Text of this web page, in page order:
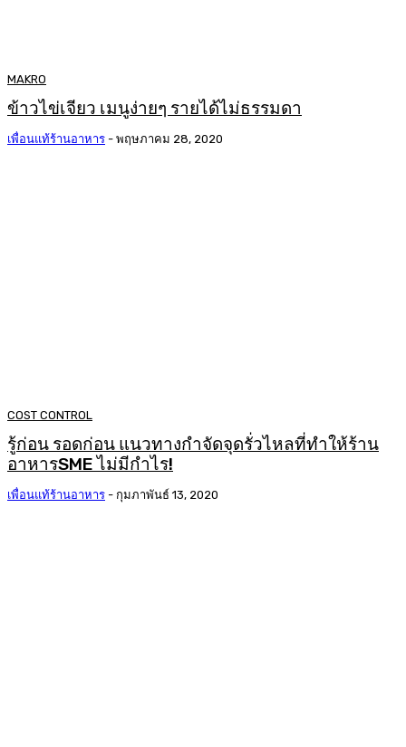
MAKRO
ข้าวไข่เจียว เมนูง่ายๆ รายได้ไม่ธรรมดา
เพื่อนแท้ร้านอาหาร - พฤษภาคม 28, 2020
COST CONTROL
รู้ก่อน รอดก่อน แนวทางกำจัดจุดรั่วไหลที่ทำให้ร้าน
อาหารSME ไม่มีกำไร!
เพื่อนแท้ร้านอาหาร - กุมภาพันธ์ 13, 2020